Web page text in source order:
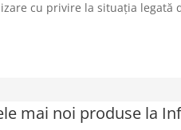
Audiovisual AIoT
sensor NVR
cu privire la situația legată
mai noi produse la